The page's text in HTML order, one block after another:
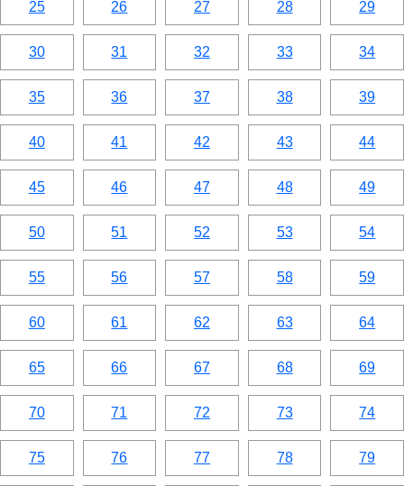
25 26 27 28 29
30 31 32 33 34
35 36 37 38 39
40 41 42 43 44
45 46 47 48 49
50 51 52 53 54
55 56 57 58 59
60 61 62 63 64
65 66 67 68 69
70 71 72 73 74
75 76 77 78 79